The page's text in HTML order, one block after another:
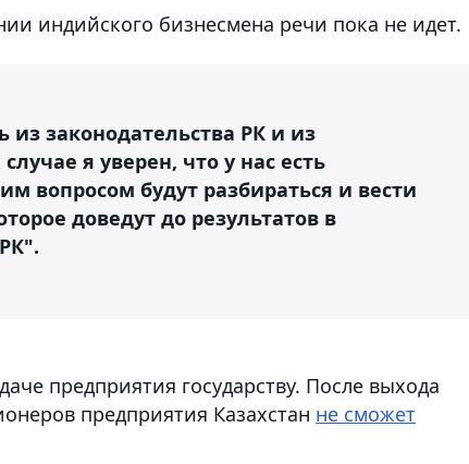
индийского бизнесмена речи пока не идет.
законодательства РК и из
я уверен, что у нас есть
вопросом будут разбираться и вести
доведут до результатов в
предприятия государству. После выхода
предприятия Казахстан не сможет